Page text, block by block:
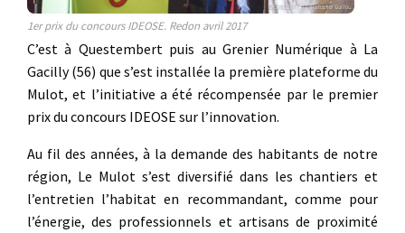
1er prix du concours IDEOSE. Redon avril 2017
C’est à Questembert puis au Grenier Numérique à La
Gacilly (56) que s’est installée la première plateforme du
Mulot, et l’initiative a été récompensée par le premier
prix du concours IDEOSE sur l’innovation.
Au fil des années, à la demande des habitants de notre
région, Le Mulot s’est diversifié dans les chantiers et
l’entretien l’habitat en recommandant, comme pour
l’énergie, des professionnels et artisans de proximité